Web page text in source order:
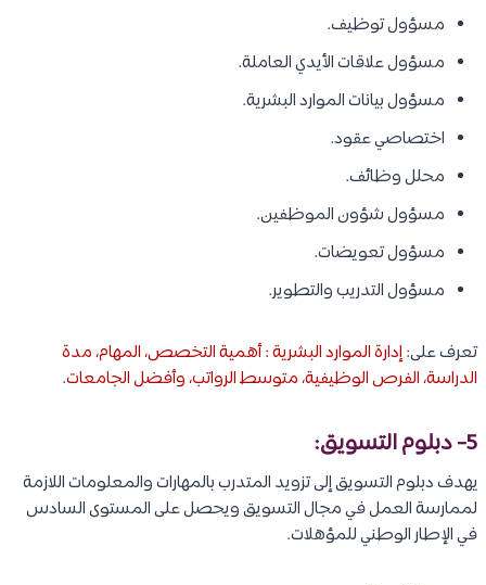
مسؤول توظيف.
مسؤول علاقات الأيدي العاملة.
مسؤول بيانات الموارد البشرية.
اختصاصي عقود.
محلل وظائف.
مسؤول شؤون الموظفين.
مسؤول تعويضات.
مسؤول التدريب والتطوير.
تعرف على:إدارة الموارد البشرية : أهمية التخصص، المهام، مدة
الدراسة، الفرص الوظيفية، متوسط الرواتب، وأفضل الجامعات.
5- دبلوم التسويق:
يهدف دبلوم التسويق إلى تزويد المتدرب بالمهارات والمعلومات اللازمة
لممارسة العمل في مجال التسويق ويحصل على المستوى السادس
في الإطار الوطني للمؤهلات.